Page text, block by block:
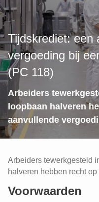
CONTACT
Tijdskrediet: een
vergoeding bij
(PC 118)
Arbeiders
loopbaan halveren
aanvullende
Arbeiders tewerkgesteld
halveren hebben recht
Voorwaarden
Stelsel van
uit de voedingssector